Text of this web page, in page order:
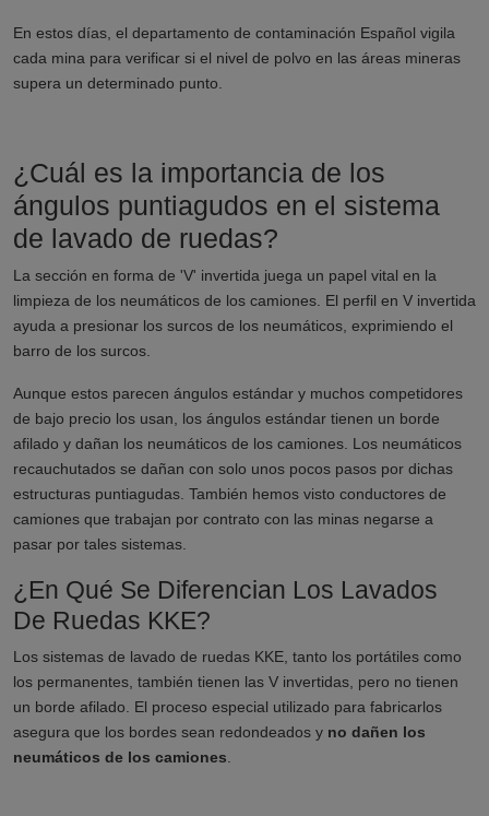
En estos días, el departamento de contaminación Español vigila
cada mina para verificar si el nivel de polvo en las áreas mineras
supera un determinado punto.
¿Cuál es la importancia de los
ángulos puntiagudos en el sistema
de lavado de ruedas?
La sección en forma de 'V' invertida juega un papel vital en la
limpieza de los neumáticos de los camiones. El perfil en V invertida
ayuda a presionar los surcos de los neumáticos, exprimiendo el
barro de los surcos.
Aunque estos parecen ángulos estándar y muchos competidores
de bajo precio los usan, los ángulos estándar tienen un borde
afilado y dañan los neumáticos de los camiones. Los neumáticos
recauchutados se dañan con solo unos pocos pasos por dichas
estructuras puntiagudas. También hemos visto conductores de
camiones que trabajan por contrato con las minas negarse a
pasar por tales sistemas.
¿En Qué Se Diferencian Los Lavados
De Ruedas KKE?
Los sistemas de lavado de ruedas KKE, tanto los portátiles como
los permanentes, también tienen las V invertidas, pero no tienen
un borde afilado. El proceso especial utilizado para fabricarlos
asegura que los bordes sean redondeados y no dañen los
neumáticos de los camiones.